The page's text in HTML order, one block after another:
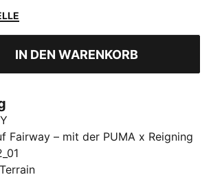
IN DEN WARENKORB
Fairway – mit der PUMA x Reigning
Mit der reichen Fußballtradition
tiefen Wurzeln von Reigning